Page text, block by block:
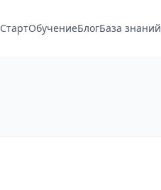
СтартОбучениеБлогБаза знаний